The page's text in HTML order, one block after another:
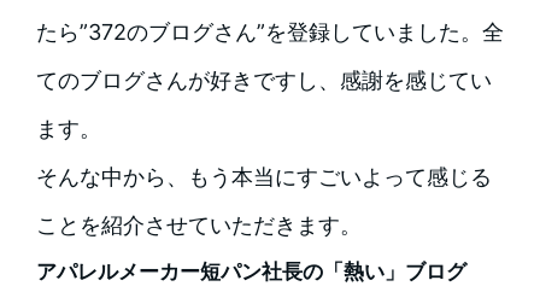
たら”372のブログさん”を登録していました。全
てのブログさんが好きですし、感謝を感じてい
ます。
そんな中から、もう本当にすごいよって感じる
ことを紹介させていただきます。
アパレルメーカー短パン社長の「熱い」ブログ